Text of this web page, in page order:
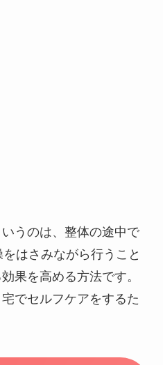
いうのは、整体の途中で
はさみながら行うこと
果を高める方法です。
でセルフケアをするた